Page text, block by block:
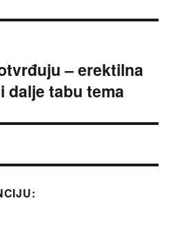
– erektilna
dalje tabu tema